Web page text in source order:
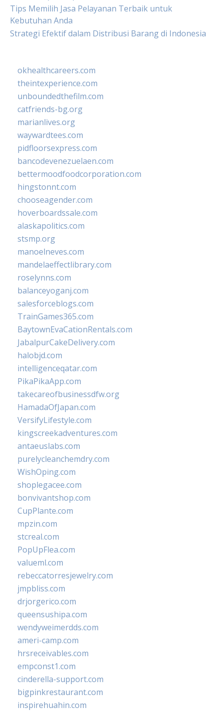
Tips Memilih Jasa Pelayanan Terbaik untuk
Kebutuhan Anda
Strategi Efektif dalam Distribusi Barang di Indonesia
okhealthcareers.com
theintexperience.com
unboundedthefilm.com
catfriends-bg.org
marianlives.org
waywardtees.com
pidfloorsexpress.com
bancodevenezuelaen.com
bettermoodfoodcorporation.com
hingstonnt.com
chooseagender.com
hoverboardssale.com
alaskapolitics.com
stsmp.org
manoelneves.com
mandelaeffectlibrary.com
roselynns.com
balanceyoganj.com
salesforceblogs.com
TrainGames365.com
BaytownEvaCationRentals.com
JabalpurCakeDelivery.com
halobjd.com
intelligenceqatar.com
PikaPikaApp.com
takecareofbusinessdfw.org
HamadaOfJapan.com
VersifyLifestyle.com
kingscreekadventures.com
antaeuslabs.com
purelycleanchemdry.com
WishOping.com
shoplegacee.com
bonvivantshop.com
CupPlante.com
mpzin.com
stcreal.com
PopUpFlea.com
valueml.com
rebeccatorresjewelry.com
jmpbliss.com
drjorgerico.com
queensushipa.com
wendyweimerdds.com
ameri-camp.com
hrsreceivables.com
empconst1.com
cinderella-support.com
bigpinkrestaurant.com
inspirehuahin.com